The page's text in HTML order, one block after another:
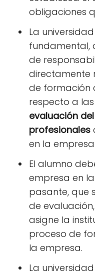
obligaciones
La
fundamental,
de
directamente
de formación
respecto a
evaluación
profesionales
en la
El alumno
empresa en
pasante, que
de
asigne la
proceso de
la empresa.
La